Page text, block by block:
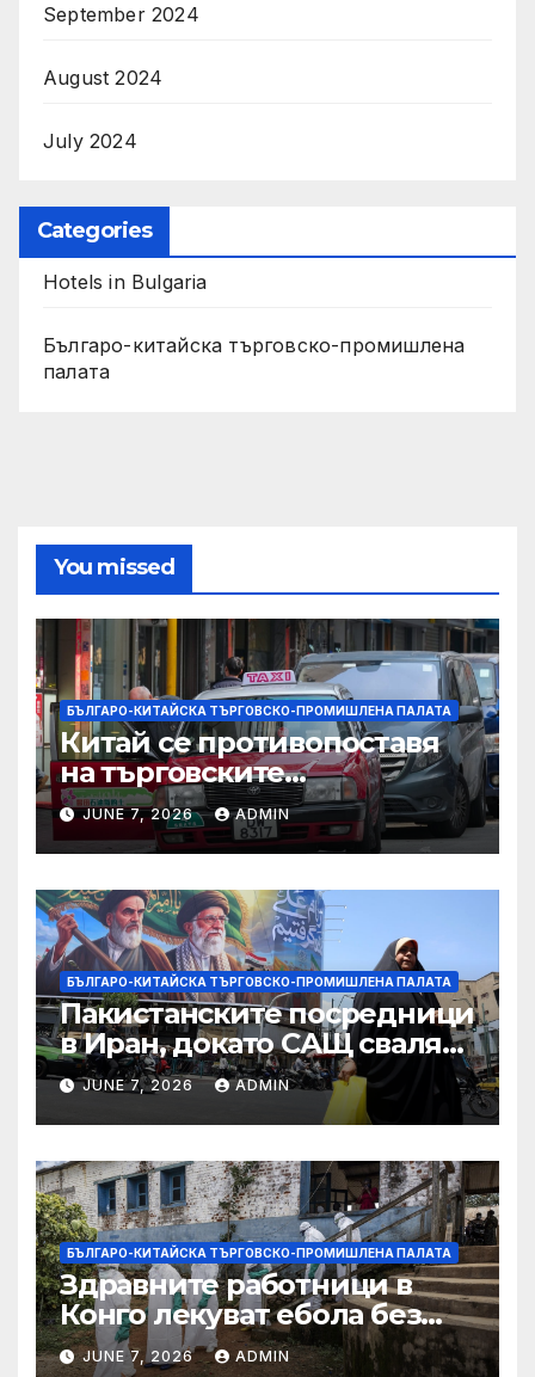
September 2024
August 2024
July 2024
Categories
Hotels in Bulgaria
Българо-китайска търговско-промишлена
палата
You missed
БЪЛГАРО-КИТАЙСКА ТЪРГОВСКО-ПРОМИШЛЕНА ПАЛАТА
Китай се противопоставя
на търговските
ограничителни мерки на
САЩ във връзка с искове за
принудителен труд:
Министерство на
търговията
JUNE 7, 2026 ADMIN
БЪЛГАРО-КИТАЙСКА ТЪРГОВСКО-ПРОМИШЛЕНА ПАЛАТА
Пакистанските посредници
в Иран, докато САЩ свалят
дронове, Ливан търси мир
JUNE 7, 2026 ADMIN
БЪЛГАРО-КИТАЙСКА ТЪРГОВСКО-ПРОМИШЛЕНА ПАЛАТА
Здравните работници в
Конго лекуват ебола без
заплащане, докато СЗО
JUNE 7, 2026 ADMIN